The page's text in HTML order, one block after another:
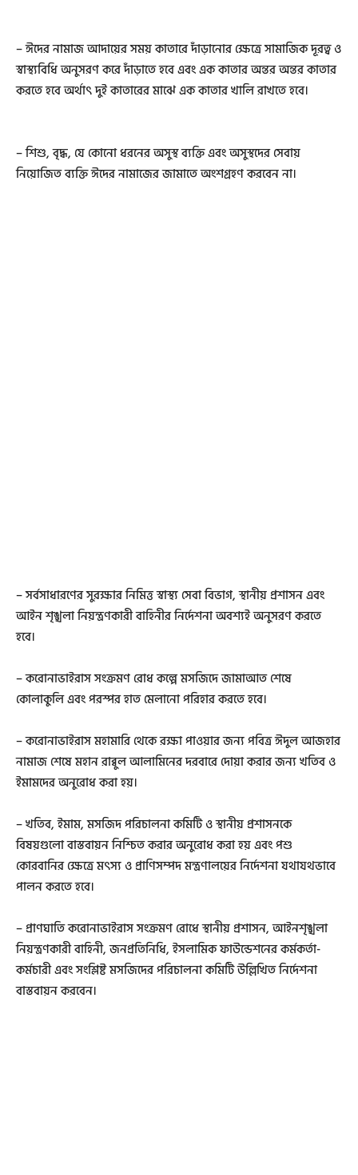
– ঈদের নামাজ আদায়ের সময় কাতারে দাঁড়ানোর ক্ষেত্রে সামাজিক দূরত্ব ও
স্বাস্থ্যবিধি অনুসরণ করে দাঁড়াতে হবে এবং এক কাতার অন্তর অন্তর কাতার
করতে হবে অর্থাৎ দুই কাতারের মাঝে এক কাতার খালি রাখতে হবে।
– শিশু, বৃদ্ধ, যে কোনো ধরনের অসুস্থ ব্যক্তি এবং অসুস্থদের সেবায়
নিয়োজিত ব্যক্তি ঈদের নামাজের জামাতে অংশগ্রহণ করবেন না।
– সর্বসাধারণের সুরক্ষার নিমিত্ত স্বাস্থ্য সেবা বিভাগ, স্থানীয় প্রশাসন এবং
আইন শৃঙ্খলা নিয়ন্ত্রণকারী বাহিনীর নির্দেশনা অবশ্যই অনুসরণ করতে
হবে।
– করোনাভাইরাস সংক্রমণ রোধ কল্পে মসজিদে জামাআত শেষে
কোলাকুলি এবং পরস্পর হাত মেলানো পরিহার করতে হবে।
– করোনাভাইরাস মহামারি থেকে রক্ষা পাওয়ার জন্য পবিত্র ঈদুল আজহার
নামাজ শেষে মহান রাব্বুল আলামিনের দরবারে দোয়া করার জন্য খতিব ও
ইমামদের অনুরোধ করা হয়।
– খতিব, ইমাম, মসজিদ পরিচালনা কমিটি ও স্থানীয় প্রশাসনকে
বিষয়গুলো বাস্তবায়ন নিশ্চিত করার অনুরোধ করা হয় এবং পশু
কোরবানির ক্ষেত্রে মৎস্য ও প্রাণিসম্পদ মন্ত্রণালয়ের নির্দেশনা যথাযথভাবে
পালন করতে হবে।
– প্রাণঘাতি করোনাভাইরাস সংক্রমণ রোধে স্থানীয় প্রশাসন, আইনশৃঙ্খলা
নিয়ন্ত্রণকারী বাহিনী, জনপ্রতিনিধি, ইসলামিক ফাউন্ডেশনের কর্মকর্তা-
কর্মচারী এবং সংশ্লিষ্ট মসজিদের পরিচালনা কমিটি উল্লিখিত নির্দেশনা
বাস্তবায়ন করবেন।